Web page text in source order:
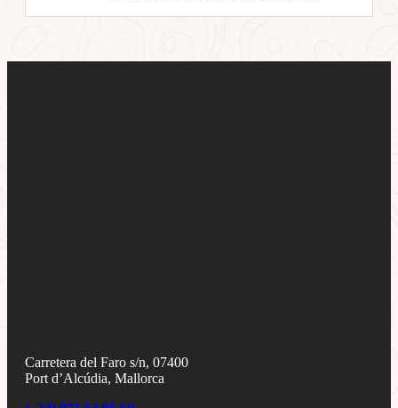
Carretera del Faro s/n, 07400
Port d’Alcúdia, Mallorca